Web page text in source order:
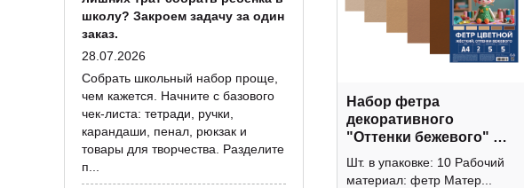
школу? Закроем задачу за один
заказ.
28.07.2026
Собрать школьный набор проще,
чем кажется. Начните с базового
чек-листа: тетради, ручки,
карандаши, пенал, рюкзак и
товары для творчества. Разделите
п...
Набор фетра
декоративного
"Оттенки бежевого" А4,
5л, 5цв, 2мм 8113411
deVENTE
Шт. в упаковке: 10 Рабочий
материал: фетр Матер...